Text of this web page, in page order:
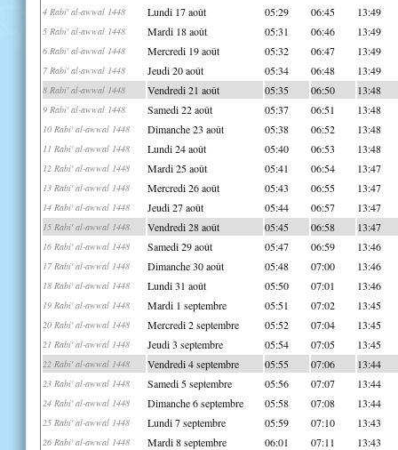
4 Rabi' al-awwal 1448 Lundi 17 août 05:29 06:45 13:49
5 Rabi' al-awwal 1448 Mardi 18 août 05:31 06:46 13:49
6 Rabi' al-awwal 1448 Mercredi 19 août 05:32 06:47 13:49
7 Rabi' al-awwal 1448 Jeudi 20 août 05:34 06:48 13:49
8 Rabi' al-awwal 1448 Vendredi 21 août 05:35 06:50 13:48
9 Rabi' al-awwal 1448 Samedi 22 août 05:37 06:51 13:48
10 Rabi' al-awwal 1448 Dimanche 23 août 05:38 06:52 13:48
11 Rabi' al-awwal 1448 Lundi 24 août 05:40 06:53 13:48
12 Rabi' al-awwal 1448 Mardi 25 août 05:41 06:54 13:47
13 Rabi' al-awwal 1448 Mercredi 26 août 05:43 06:55 13:47
14 Rabi' al-awwal 1448 Jeudi 27 août 05:44 06:57 13:47
15 Rabi' al-awwal 1448 Vendredi 28 août 05:45 06:58 13:47
16 Rabi' al-awwal 1448 Samedi 29 août 05:47 06:59 13:46
17 Rabi' al-awwal 1448 Dimanche 30 août 05:48 07:00 13:46
18 Rabi' al-awwal 1448 Lundi 31 août 05:50 07:01 13:46
19 Rabi' al-awwal 1448 Mardi 1 septembre 05:51 07:02 13:45
20 Rabi' al-awwal 1448 Mercredi 2 septembre 05:52 07:04 13:45
21 Rabi' al-awwal 1448 Jeudi 3 septembre 05:54 07:05 13:45
22 Rabi' al-awwal 1448 Vendredi 4 septembre 05:55 07:06 13:44
23 Rabi' al-awwal 1448 Samedi 5 septembre 05:56 07:07 13:44
24 Rabi' al-awwal 1448 Dimanche 6 septembre 05:58 07:08 13:44
25 Rabi' al-awwal 1448 Lundi 7 septembre 05:59 07:10 13:43
26 Rabi' al-awwal 1448 Mardi 8 septembre 06:01 07:11 13:43